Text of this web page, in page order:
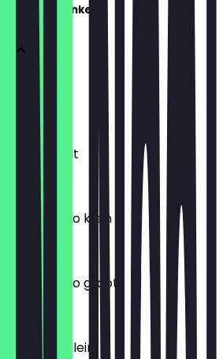
Warme dranken
koffie klein
koffie groot
€ 4,50
cappuccino klein
€ 3,65
cappuccino groot
€ 4,50
espresso klein